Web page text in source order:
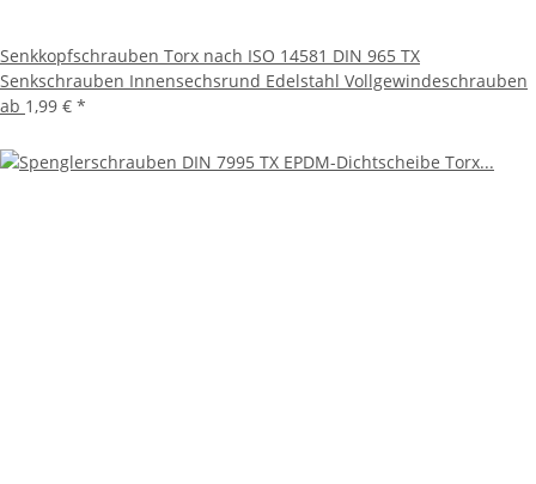
Senkkopfschrauben Torx nach ISO 14581 DIN 965 TX
Senkschrauben Innensechsrund Edelstahl Vollgewindeschrauben
ab 1,99 € *